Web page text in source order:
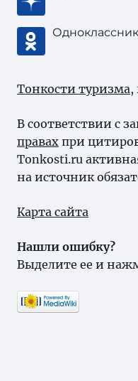
Тонкости туризма,
В соответствии с
правах при
Tonkosti.ru
на источник
Карта сайта
Нашли ошибку?
Выделите ее и